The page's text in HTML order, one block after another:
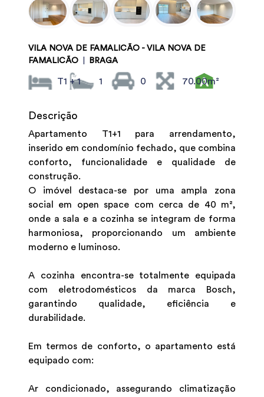
VILA NOVA DE FAMALICÃO - VILA NOVA DE
FAMALICÃO
BRAGA
T1 + 1 1 0 70.00m²
Descrição
Apartamento T1+1 para arrendamento,
inserido em condomínio fechado, que combina
conforto, funcionalidade e qualidade de
construção.
O imóvel destaca-se por uma ampla zona
social em open space com cerca de 40 m²,
onde a sala e a cozinha se integram de forma
harmoniosa, proporcionando um ambiente
moderno e luminoso.
A cozinha encontra-se totalmente equipada
com eletrodomésticos da marca Bosch,
garantindo qualidade, eficiência e
durabilidade.
Em termos de conforto, o apartamento está
equipado com:
Ar condicionado, assegurando climatização